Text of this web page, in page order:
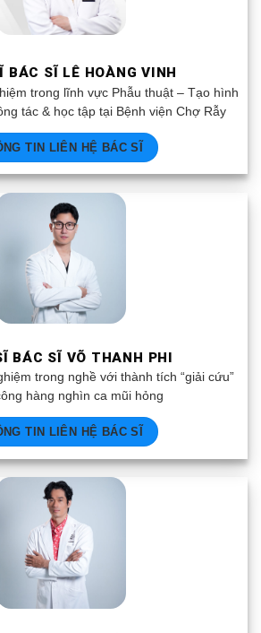
BÁC SĨ LÊ HOÀNG VINH
trong lĩnh vực Phẫu thuật – Tạo hình
tác & học tập tại Bệnh viện Chợ Rẫy
TIN LIÊN HỆ BÁC SĨ
BÁC SĨ VÕ THANH PHI
trong nghề với thành tích “giải cứu”
hàng nghìn ca mũi hỏng
TIN LIÊN HỆ BÁC SĨ